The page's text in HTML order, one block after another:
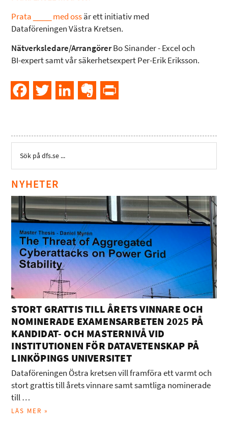
Prata ____ med ossär ett initiativ med
Dataföreningen Västra Kretsen.
Nätverksledare/ArrangörerBo Sinander - Excel och
BI-expert samt vår säkerhetsexpert Per-Erik Eriksson.
FacebookTwitter LinkedInEvernote
NYHETER
STORT GRATTIS TILL ÅRETS VINNARE OCH
NOMINERADE EXAMENSARBETEN 2025 PÅ
KANDIDAT- OCH MASTERNIVÅ VID
INSTITUTIONEN FÖR DATAVETENSKAP PÅ
LINKÖPINGS UNIVERSITET
Dataföreningen Östra kretsen vill framföra ett varmt och
stort grattis till årets vinnare samt samtliga nominerade
till …
LÄS MER »